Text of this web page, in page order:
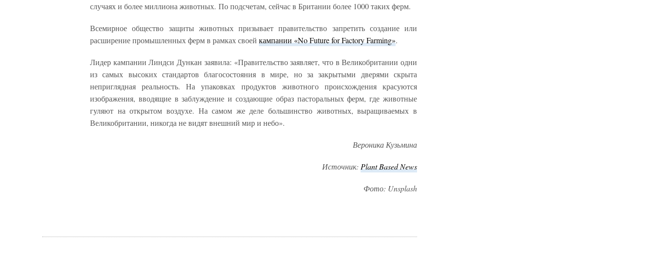
случаях и более миллиона животных. По подсчетам, сейчас в Британии более 1000 таких ферм.
Всемирное общество защиты животных призывает правительство запретить создание или
расширение промышленных ферм в рамках своей кампании «No Future for Factory Farming».
Лидер кампании Линдси Дункан заявила: «Правительство заявляет, что в Великобритании одни
из самых высоких стандартов благосостояния в мире, но за закрытыми дверями скрыта
неприглядная реальность. На упаковках продуктов животного происхождения красуются
изображения, вводящие в заблуждение и создающие образ пасторальных ферм, где животные
гуляют на открытом воздухе. На самом же деле большинство животных, выращиваемых в
Великобритании, никогда не видят внешний мир и небо».
Вероника Кузьмина
Источник: PlantBasedNews
Фото: Unsplash